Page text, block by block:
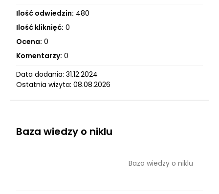
Ilość odwiedzin: 480
Ilość kliknięć: 0
Ocena: 0
Komentarzy: 0
Data dodania: 31.12.2024
Ostatnia wizyta: 08.08.2026
Baza wiedzy o niklu
Baza wiedzy o niklu